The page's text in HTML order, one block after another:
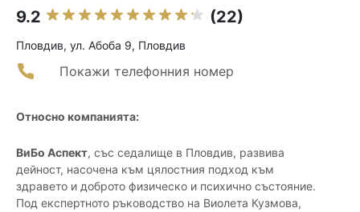
9.2 (22)
Пловдив, ул. Абоба 9, Пловдив
Покажи телефонния номер
Относно компанията:
ВиБо Аспект, със седалище в Пловдив, развива
дейност, насочена към цялостния подход към
здравето и доброто физическо и психично състояние.
Под експертното ръководство на Виолета Кузмова,